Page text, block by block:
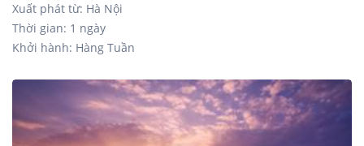
Xuất phát từ: Hà Nội
Thời gian: 1 ngày
Khởi hành: Hàng Tuần